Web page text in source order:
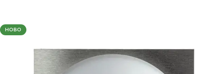
НОВО